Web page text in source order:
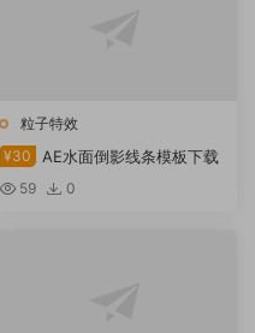
粒子特效
¥30
AE水面倒影线条模板下载
59 0